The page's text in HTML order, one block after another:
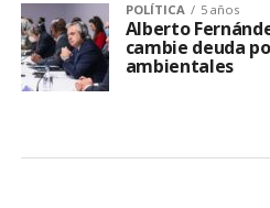
POLÍTICA 5 años
Alberto
cambie deuda
ambientales